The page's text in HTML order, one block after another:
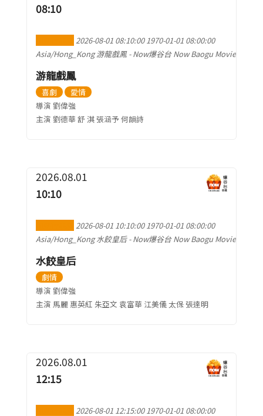
08:10
2026-08-01 08:10:00 1970-01-01 08:00:00
Asia/Hong_Kong 游龍戲鳳 - Now爆谷台 Now Baogu Movie
游龍戲鳳
喜劇
愛情
導演 劉偉強
主演 劉德華 舒 淇 張涵予 何韻詩
2026.08.01
10:10
2026-08-01 10:10:00 1970-01-01 08:00:00
Asia/Hong_Kong 水餃皇后 - Now爆谷台 Now Baogu Movie
水餃皇后
劇情
導演 劉偉強
主演 馬麗 惠英紅 朱亞文 袁富華 江美儀 太保 張達明
2026.08.01
12:15
2026-08-01 12:15:00 1970-01-01 08:00:00